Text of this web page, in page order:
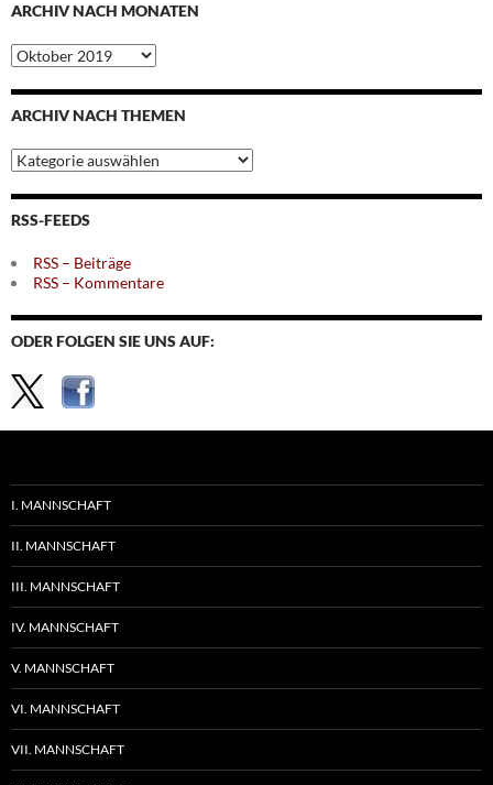
ARCHIV NACH MONATEN
Archiv
nach
Monaten
ARCHIV NACH THEMEN
Archiv
nach
Themen
RSS-FEEDS
RSS – Beiträge
RSS – Kommentare
ODER FOLGEN SIE UNS AUF:
I. MANNSCHAFT
II. MANNSCHAFT
III. MANNSCHAFT
IV. MANNSCHAFT
V. MANNSCHAFT
VI. MANNSCHAFT
VII. MANNSCHAFT